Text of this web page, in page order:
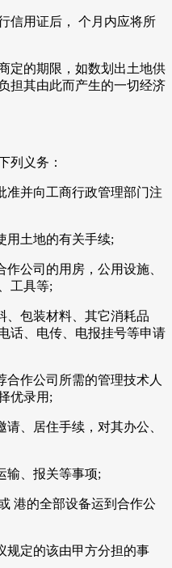
用证后， 个月内应将所
的期限，如数划出土地供
担其由此而产生的一切经济
义务：
并向工商行政管理部门注
土地的有关手续;
公司的用房，公用设施、
工具等;
包装材料、其它消耗品
话、电传、电报挂号等申请
作公司所需的管理技术人
优录用;
、居住手续，对其办公、
、报关等事项;
港的全部设备运到合作公
定的该由甲方分担的事